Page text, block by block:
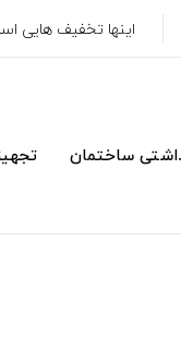
اینها تخفیف هایی
ساختمان